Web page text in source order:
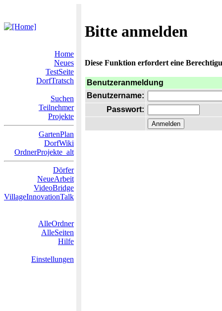
Bitte anmelden
Home
Neues
TestSeite
DorfTratsch
Suchen
Teilnehmer
Projekte
GartenPlan
DorfWiki
OrdnerProjekte_alt
Dörfer
NeueArbeit
VideoBridge
VillageInnovationTalk
AlleOrdner
AlleSeiten
Hilfe
Einstellungen
Diese Funktion erfordert eine
Benutzeranmeldung
Benutzername:
Passwort: